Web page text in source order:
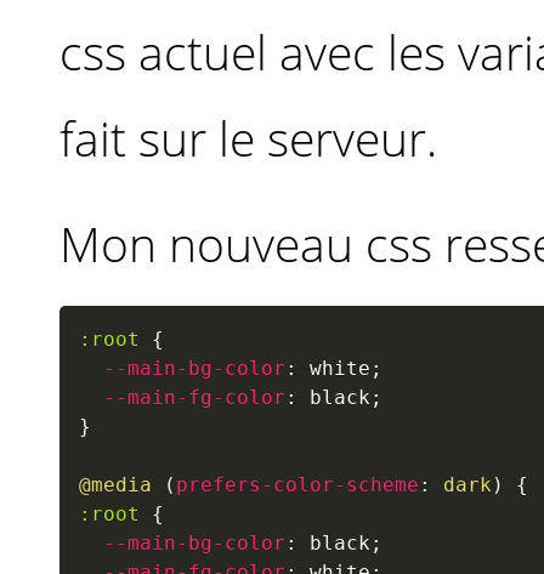
css actuel avec les
fait sur le serveur.
Mon nouveau css
:root
{
--main-bg-color : white ;
--main-fg-color : black ;
}
@media ( prefers-color-scheme : dark )
{
:root
{
--main-bg-color : black ;